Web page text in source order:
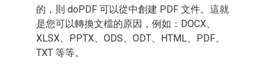
的，則 doPDF 可以從中創建 PDF 文件。這就
是您可以轉換文檔的原因，例如：DOCX、
XLSX、PPTX、ODS、ODT、HTML、PDF、
TXT 等等。